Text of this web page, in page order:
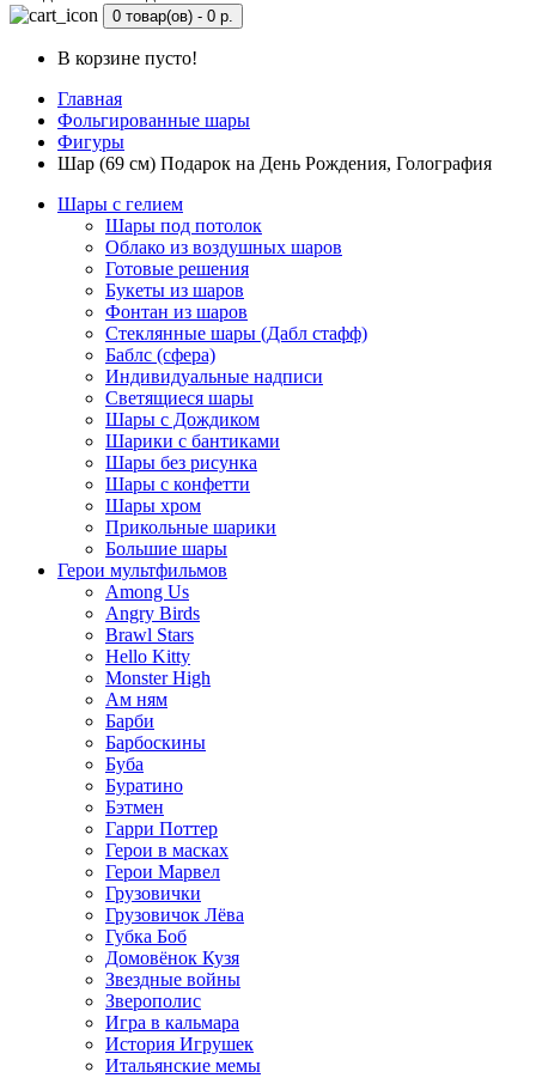
0 товар(ов) - 0 р.
В корзине пусто!
Главная
Фольгированные шары
Фигуры
Шар (69 см) Подарок на День Рождения, Голография
Шары с гелием
Шары под потолок
Облако из воздушных шаров
Готовые решения
Букеты из шаров
Фонтан из шаров
Стеклянные шары (Дабл стафф)
Баблс (сфера)
Индивидуальные надписи
Светящиеся шары
Шары с Дождиком
Шарики с бантиками
Шары без рисунка
Шары с конфетти
Шары хром
Прикольные шарики
Большие шары
Герои мультфильмов
Among Us
Angry Birds
Brawl Stars
Hello Kitty
Monster High
Ам ням
Барби
Барбоскины
Буба
Буратино
Бэтмен
Гарри Поттер
Герои в масках
Герои Марвел
Грузовички
Грузовичок Лёва
Губка Боб
Домовёнок Кузя
Звездные войны
Зверополис
Игра в кальмара
История Игрушек
Итальянские мемы